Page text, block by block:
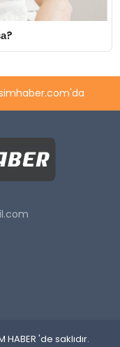
'de saklıdır.